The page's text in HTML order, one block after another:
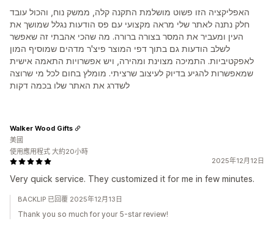
האפליקציה הזו פשוט מושלמת התקנה קלה, ממשק נוח, והכול עובד
חלק נתנה לאתר שלי מראה מקצועי עם פס הודעות נגלל שמושך את
העין ומעביר את המסר בצורה ברורה. מה שהכי אהבתי זה שאפשר
לשלב הודעות גם בתוך דפי המוצר פיצ'ר מדהים שמוסיף המון
לאפקטיביות. התמיכה מצוינת ומהירה, ויש אפשרויות התאמה אישית
שמאפשרות להגיע בדיוק לעיצוב שרציתי. מומלץ בחום לכל מי שרוצה
לשדרג את האתר שלו בכמה דקות
2025年12月12日
Very quick service. They customized it for me in few minutes.
Walker Wood Gifts
美國
使用應用程式 大約20小時
BACKLIP 已回覆 2025年12月13日
Thank you so much for your 5-star review!